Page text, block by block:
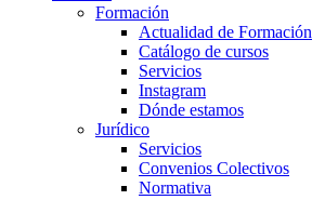
Formación
Actualidad de Formación
Catálogo de cursos
Servicios
Instagram
Dónde estamos
Jurídico
Servicios
Convenios Colectivos
Normativa